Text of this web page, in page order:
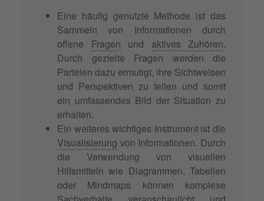
Eine häufig genutzte Methode ist das
Sammeln von Informationen durch
offene Fragen und aktives Zuhören.
Durch gezielte Fragen werden die
Parteien dazu ermutigt, ihre Sichtweisen
und Perspektiven zu teilen und somit
ein umfassendes Bild der Situation zu
erhalten.
Ein weiteres wichtiges Instrument ist die
Visualisierung von Informationen. Durch
die Verwendung von visuellen
Hilfsmitteln wie Diagrammen, Tabellen
oder Mindmaps können komplexe